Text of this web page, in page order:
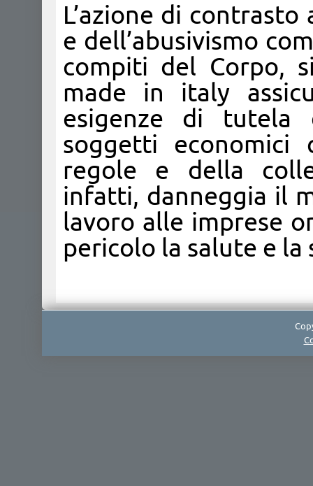
L’azione di
e dell’abusivismo
compiti del Corpo,
made in italy
esigenze di tutela
soggetti
regole e della
infatti, danneggia il
lavoro alle imprese
pericolo la salute e la